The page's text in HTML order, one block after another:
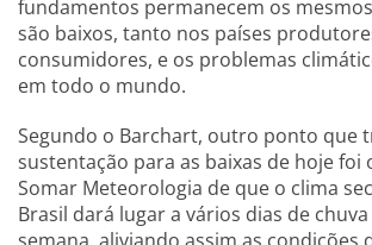
fundamentos permanecem os
são baixos, tanto nos países
consumidores, e os problemas
em todo o mundo.
Segundo o Barchart, outro ponto que
sustentação para as baixas de hoje foi
Somar Meteorologia de que o clima
Brasil dará lugar a vários dias de